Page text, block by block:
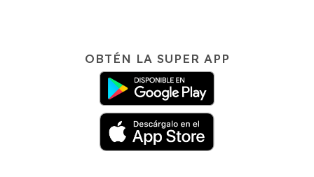
OBTÉN LA SUPER APP